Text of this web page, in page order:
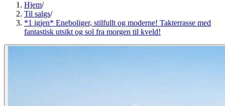
Hjem/
Til salgs/
*1 igjen* Eneboliger, stilfullt og moderne! Takterrasse med
fantastisk utsikt og sol fra morgen til kveld!